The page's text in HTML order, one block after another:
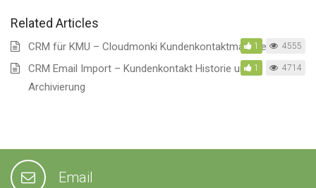
Related Articles
CRM für KMU – Cloudmonki Kundenkontaktmanagement
1 4555
CRM Email Import – Kundenkontakt Historie und
Archivierung
1 4714
Email